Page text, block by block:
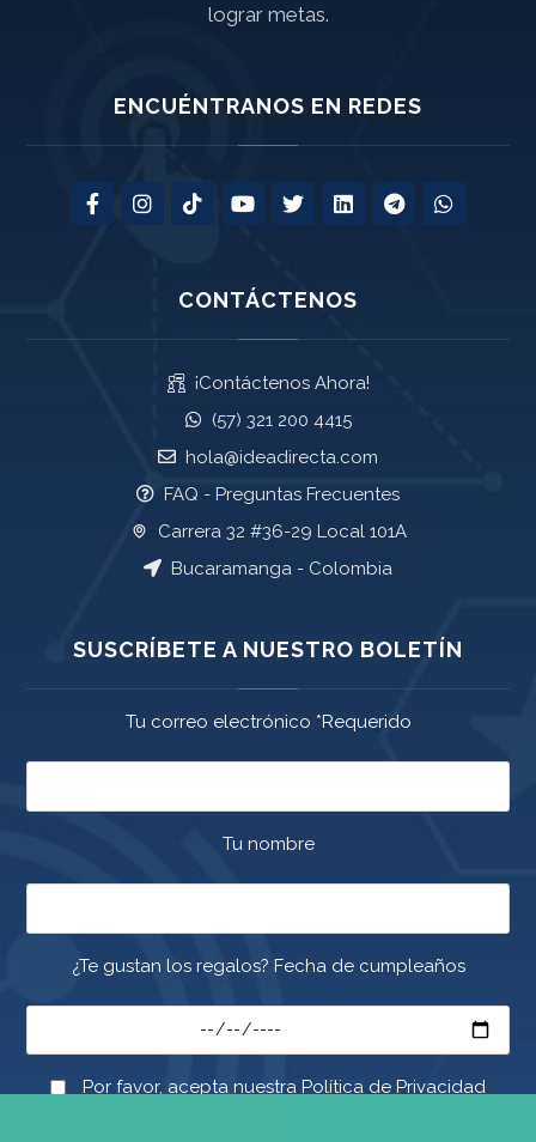
lograr metas.
ENCUÉNTRANOS EN REDES
CONTÁCTENOS
¡Contáctenos Ahora!
(57) 321 200 4415
hola@ideadirecta.com
FAQ - Preguntas Frecuentes
Carrera 32 #36-29 Local 101A
Bucaramanga - Colombia
SUSCRÍBETE A NUESTRO BOLETÍN
Tu correo electrónico *Requerido
Tu nombre
¿Te gustan los regalos? Fecha de cumpleaños
Por favor, acepta nuestra Política de Privacidad